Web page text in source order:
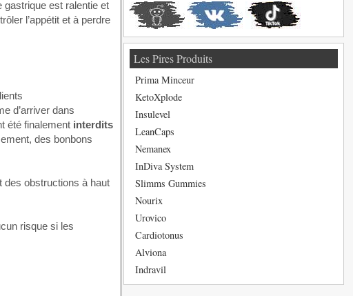
gastrique est ralentie et
l’appétit et à perdre
d’arriver dans
été finalement interdits
des bonbons
des obstructions à haut
risque si les
Les Pires Produits
Prima Minceur
KetoXplode
Insulevel
LeanCaps
Nemanex
InDiva System
Slimms Gummies
Nourix
Urovico
Cardiotonus
Alviona
Indravil